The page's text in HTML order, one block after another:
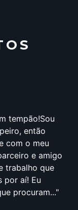
tempão!Sou
então
com o meu
e amigo
trabalho que
por aí! Eu
procuram...